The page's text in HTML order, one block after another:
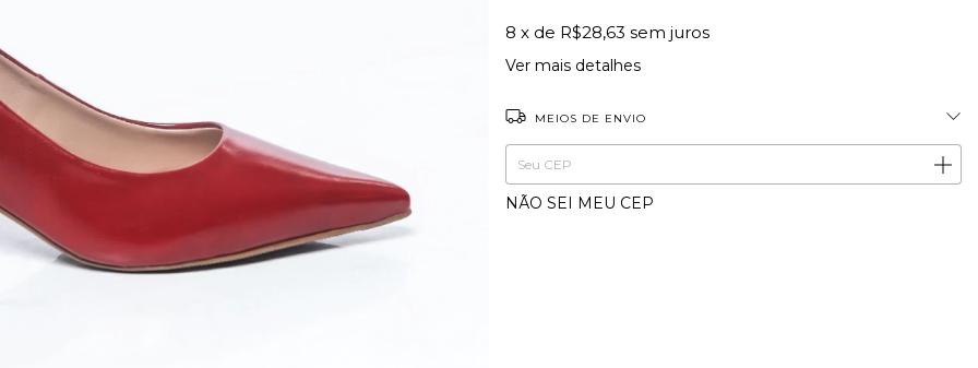
8 x de R$28,63 sem juros
Ver mais detalhes
MEIOS DE ENVIO
Entregas para o CEP: ALTERAR CEP
NÃO SEI MEU CEP